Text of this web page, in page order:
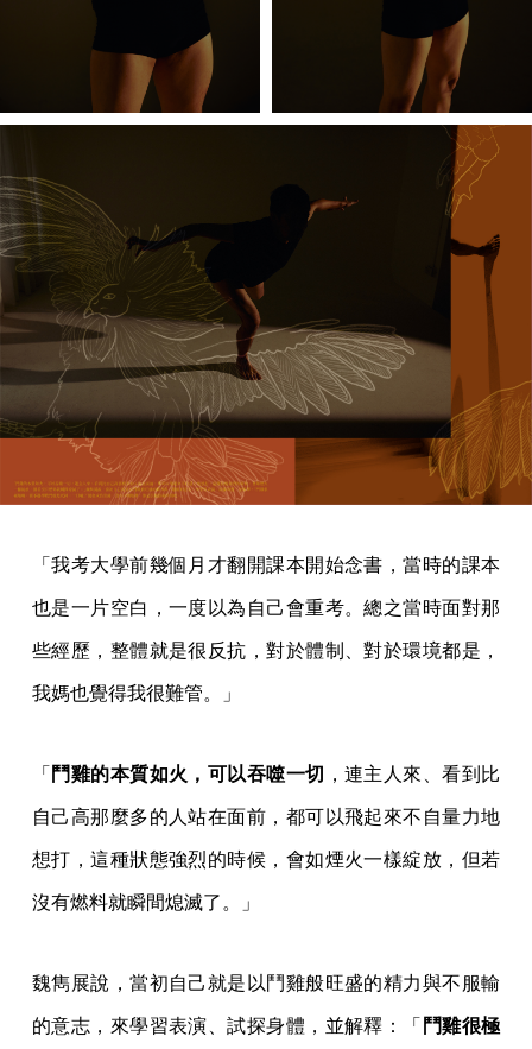
「我考大學前幾個月才翻開課本開始念書，當時的課本
也是一片空白，一度以為自己會重考。總之當時面對那
些經歷，整體就是很反抗，對於體制、對於環境都是，
我媽也覺得我很難管。」
「 鬥雞的本質如火，可以吞噬一切 ，連主人來、看到比
自己高那麼多的人站在面前，都可以飛起來不自量力地
想打，這種狀態強烈的時候，會如煙火一樣綻放，但若
沒有燃料就瞬間熄滅了。」
魏雋展說，當初自己就是以鬥雞般旺盛的精力與不服輸
的意志，來學習表演、試探身體，並解釋：「 鬥雞很極